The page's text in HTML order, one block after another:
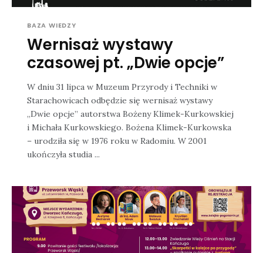
BAZA WIEDZY
Wernisaż wystawy
czasowej pt. „Dwie opcje”
W dniu 31 lipca w Muzeum Przyrody i Techniki w
Starachowicach odbędzie się wernisaż wystawy
„Dwie opcje” autorstwa Bożeny Klimek-Kurkowskiej
i Michała Kurkowskiego. Bożena Klimek-Kurkowska
– urodziła się w 1976 roku w Radomiu. W 2001
ukończyła studia ...